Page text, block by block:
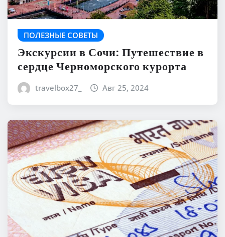
ПОЛЕЗНЫЕ СОВЕТЫ
Экскурсии в Сочи: Путешествие в
сердце Черноморского курорта
travelbox27_ Авг 25, 2024